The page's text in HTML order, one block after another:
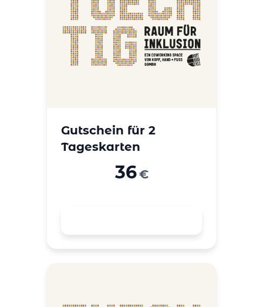
Gutschein für 2
Tageskarten
36€